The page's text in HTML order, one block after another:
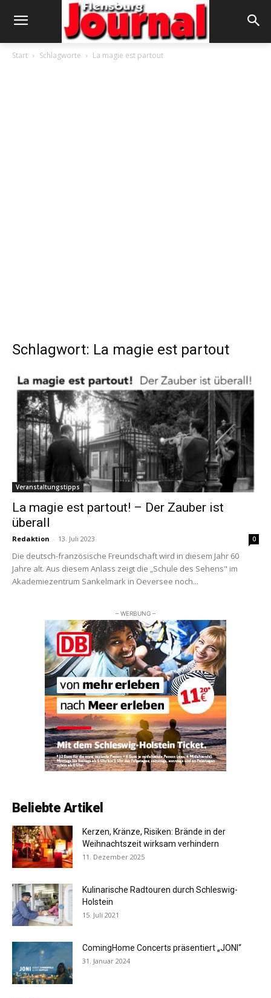
Start Schlagworte La magie est partout
Schlagwort: La magie est partout
Veranstaltungstipps
La magie est partout! – Der Zauber ist
überall
Redaktion - 13. Juli 2023 0
Die deutsch-französische Freundschaft wird in diesem Jahr 60
Jahre alt. Aus diesem Anlass zeigt die „Schule des Sehens" im
Akademiezentrum Sankelmark in Oeversee noch...
– WERBUNG –
Beliebte Artikel
Kerzen, Kränze, Risiken: Brände in der
Weihnachtszeit wirksam verhindern
11. Dezember 2025
Kulinarische Radtouren durch Schleswig-
Holstein
15. Juli 2021
ComingHome Concerts präsentiert „JONI“
31. Januar 2024